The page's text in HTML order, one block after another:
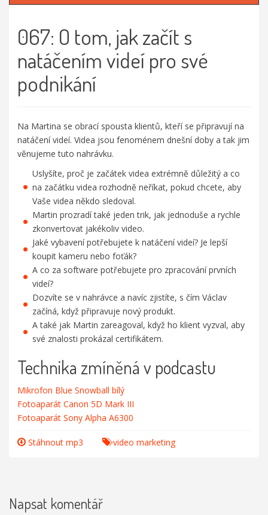
067: O tom, jak začít s
natáčením videí pro své
podnikání
Na Martina se obrací spousta klientů, kteří se připravují na
natáčení videí. Videa jsou fenoménem dnešní doby a tak jim
věnujeme tuto nahrávku.
Uslyšíte, proč je začátek videa extrémně důležitý a co
na začátku videa rozhodně neříkat, pokud chcete, aby
Vaše videa někdo sledoval.
Martin prozradí také jeden trik, jak jednoduše a rychle
zkonvertovat jakékoliv video.
Jaké vybavení potřebujete k natáčení videí? Je lepší
koupit kameru nebo foťák?
A co za software potřebujete pro zpracování prvních
videí?
Dozvíte se v nahrávce a navíc zjistíte, s čím Václav
začíná, když připravuje nový produkt.
A také jak Martin zareagoval, když ho klient vyzval, aby
své znalosti prokázal certifikátem.
Technika zmíněná v podcastu
Mikrofon Blue Snowball bílý
Fotoaparát Canon 5D Mark III
Fotoaparát Sony Alpha A6300
Stáhnout mp3 video marketing
Napsat komentář